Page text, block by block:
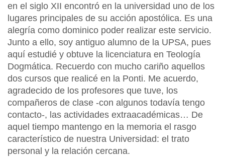
en el siglo XII encontró en la universidad uno de los
lugares principales de su acción apostólica. Es una
alegría como dominico poder realizar este servicio.
Junto a ello, soy antiguo alumno de la UPSA, pues
aquí estudié y obtuve la licenciatura en Teología
Dogmática. Recuerdo con mucho cariño aquellos
dos cursos que realicé en la Ponti. Me acuerdo,
agradecido de los profesores que tuve, los
compañeros de clase -con algunos todavía tengo
contacto-, las actividades extraacadémicas… De
aquel tiempo mantengo en la memoria el rasgo
característico de nuestra Universidad: el trato
personal y la relación cercana.